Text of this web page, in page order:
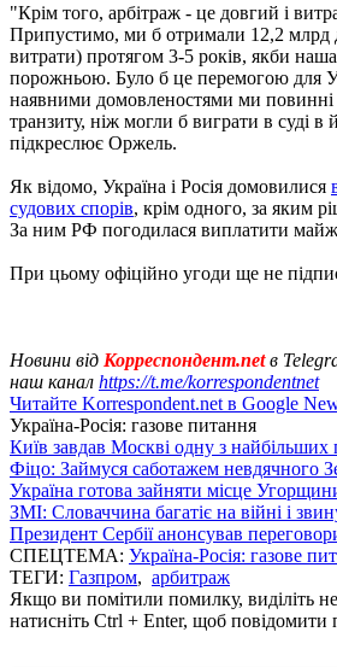
"Крім того, арбітраж - це довгий і
Припустимо, ми б отримали 12,2 млрд
витрати) протягом 3-5 років, якби
порожньою. Було б це перемогою для
наявними домовленостями ми повинні
транзиту, ніж могли б виграти в суді в
підкреслює Оржель.
Як відомо, Україна і Росія домовилися
судових спорів, крім одного, за яким
За ним РФ погодилася виплатити
При цьому офіційно угоди ще не
Новини від Корреспондент.netв
наш канал https://t.me/korrespondentnet
Читайте Korrespondent.net в Google
Україна-Росія: газове питання
Київ завдав Москві одну з найбільших
Фіцо: Займуся саботажем невдячного
Україна готова зайняти місце
ЗМІ: Словаччина багатіє на війні і
Президент Сербії анонсував
СПЕЦТЕМА: Україна-Росія: газове
ТЕГИ: Газпром, арбитраж
Якщо ви помітили помилку, виділіть
натисніть Ctrl + Enter, щоб повідомити